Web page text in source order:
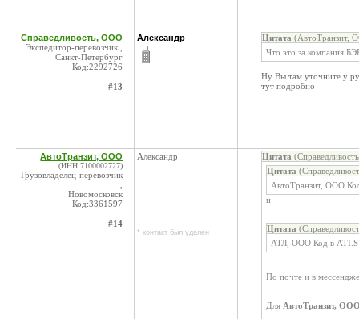
Справедливость, ООО
Экспедитор-перевозчик ,
Санкт-Петербург
Код:2292726
#13
Александр Цитата (АвтоТранзит,
Что это за компания
Ну Вы там уточните у
тут подробно
АвтоТранзит, ООО
(ИНН:7100002727)
Грузовладелец-перевозчик
Новомосковск
Код:3361597
#14
Александр
* контакт был удален
Цитата
Цитата
АвтоТранзит, ООО
и
Цитата
АТЛ, ООО Код в
По почте и в
Для АвтоТранзит,